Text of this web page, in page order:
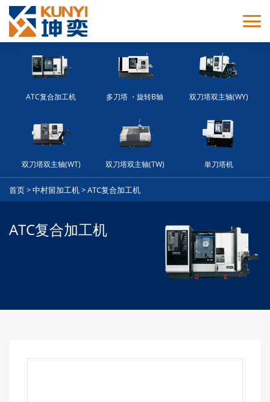
ATC复合加工机 多刀塔 ・旋转B轴 双刀塔双主轴(WY)
双刀塔双主轴(WT) 双刀塔双主轴(TW) 単刀塔机
首页>中村留加工机>ATC复合加工机
ATC复合加工机